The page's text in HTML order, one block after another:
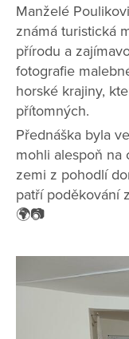
Manželé
známá turistická
přírodu a
fotografie
horské krajiny,
přítomných.
Přednáška byla
mohli alespoň na
zemi z pohodlí
patří poděkování
🌍📷